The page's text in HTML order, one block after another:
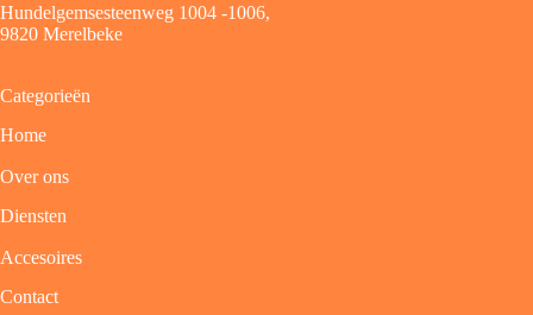
Hundelgemsesteenweg 1004 -1006,
9820 Merelbeke
Categorieën
Home
Over ons
Diensten
Accesoires
Contact